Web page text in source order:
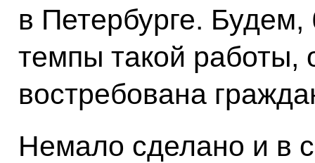
в Петербурге.
темпы такой работы,
востребована
Немало сделано и в